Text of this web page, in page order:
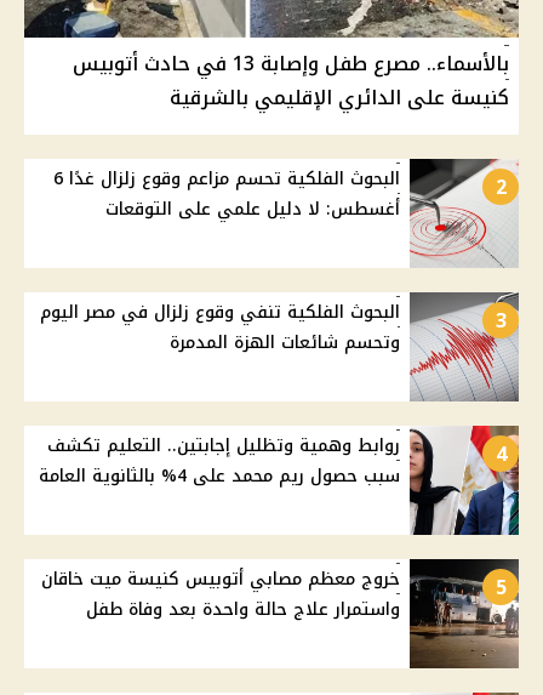
بالأسماء.. مصرع طفل وإصابة 13 في حادث أتوبيس
كنيسة على الدائري الإقليمي بالشرقية
2
البحوث الفلكية تحسم مزاعم وقوع زلزال غدًا 6
أغسطس: لا دليل علمي على التوقعات
3
البحوث الفلكية تنفي وقوع زلزال في مصر اليوم
وتحسم شائعات الهزة المدمرة
4
روابط وهمية وتظليل إجابتين.. التعليم تكشف
سبب حصول ريم محمد على 4% بالثانوية العامة
5
خروج معظم مصابي أتوبيس كنيسة ميت خاقان
واستمرار علاج حالة واحدة بعد وفاة طفل